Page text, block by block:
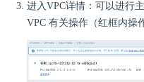
进入VPC详情：可以进行
VPC 有关操作（红框内操